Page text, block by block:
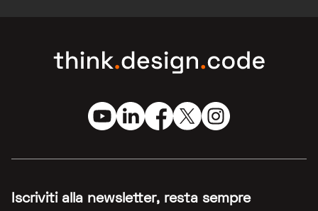
Iscriviti alla newsletter, resta sempre